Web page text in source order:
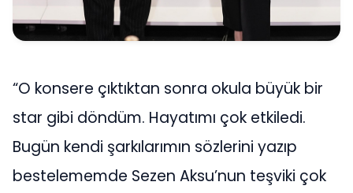
“O konsere çıktıktan sonra okula büyük bir
star gibi döndüm. Hayatımı çok etkiledi.
Bugün kendi şarkılarımın sözlerini yazıp
bestelememde Sezen Aksu’nun teşviki çok